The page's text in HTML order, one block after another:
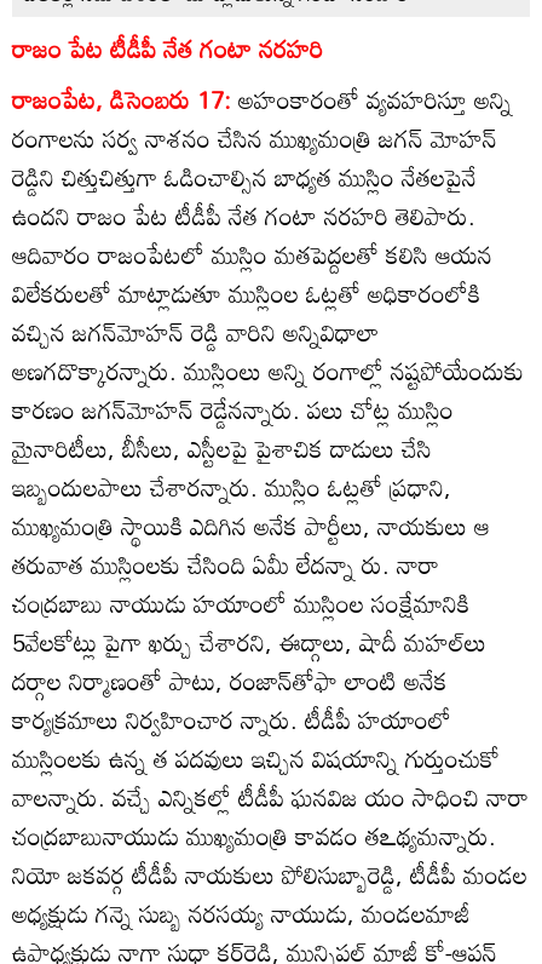
రాజం పేట టీడీపీ నేత గంటా నరహరి
రాజంపేట, డిసెంబరు 17:అహంకారంతో వ్యవహరిస్తూ అన్ని
రంగాలను సర్వ నాశనం చేసిన ముఖ్యమంత్రి జగన్‌ మోహన్‌
రెడ్డిని చిత్తుచిత్తుగా ఓడించాల్సిన బాధ్యత ముస్లిం నేతలపైనే
ఉందని రాజం పేట టీడీపీ నేత గంటా నరహరి తెలిపారు.
ఆదివారం రాజంపేటలో ముస్లిం మతపెద్దలతో కలిసి ఆయన
విలేకరులతో మాట్లాడుతూ ముస్లింల ఓట్లతో అధికారంలోకి
వచ్చిన జగన్‌మోహన్‌ రెడ్డి వారిని అన్నివిధాలా
అణగదొక్కారన్నారు. ముస్లింలు అన్ని రంగాల్లో నష్టపోయేందుకు
కారణం జగన్‌మోహన్‌ రెడ్డేనన్నారు. పలు చోట్ల ముస్లిం
మైనారిటీలు, బీసీలు, ఎస్టీలపై పైశాచిక దాడులు చేసి
ఇబ్బందులపాలు చేశారన్నారు. ముస్లిం ఓట్లతో ప్రధాని,
ముఖ్యమంత్రి స్థాయికి ఎదిగిన అనేక పార్టీలు, నాయకులు ఆ
తరువాత ముస్లింలకు చేసింది ఏమీ లేదన్నా రు. నారా
చంద్రబాబు నాయుడు హయాంలో ముస్లింల సంక్షేమానికి
5వేలకోట్లు పైగా ఖర్చు చేశారని, ఈద్గాలు, షాదీ మహల్‌లు
దర్గాల నిర్మాణంతో పాటు, రంజాన్‌తోఫా లాంటి అనేక
కార్యక్రమాలు నిర్వహించార న్నారు. టీడీపీ హయాంలో
ముస్లింలకు ఉన్న త పదవులు ఇచ్చిన విషయాన్ని గుర్తుంచుకో
వాలన్నారు. వచ్చే ఎన్నికల్లో టీడీపీ ఘనవిజ యం సాధించి నారా
చంద్రబాబునాయుడు ముఖ్యమంత్రి కావడం తఽథ్యమన్నారు.
నియో జకవర్గ టీడీపీ నాయకులు పోలిసుబ్బారెడ్డి, టీడీపీ మండల
అధ్యక్షుడు గన్నె సుబ్బ నరసయ్య నాయుడు, మండలమాజీ
ఉపాధ్యక్షుడు నాగా సుధా కర్‌రెడ్డి, మున్సిపల్‌ మాజీ కో-ఆప్షన్‌